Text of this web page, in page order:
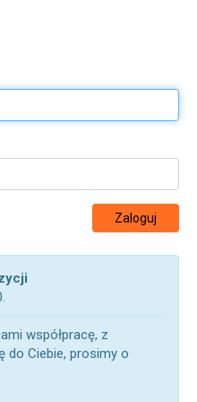
Zaloguj
współpracę, z
do Ciebie, prosimy o